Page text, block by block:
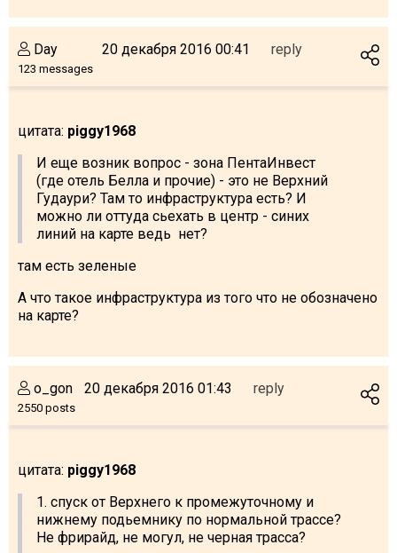
Day
123 messages
20 декабря 2016 00:41 reply
цитата: piggy1968
И еще возник вопрос - зона ПентаИнвест
(где отель Белла и прочие) - это не Верхний
Гудаури? Там то инфраструктура есть? И
можно ли оттуда сьехать в центр - синих
линий на карте ведь нет?
там есть зеленые
А что такое инфраструктура из того что не обозначено
на карте?
o_gon
2550 posts
20 декабря 2016 01:43 reply
цитата: piggy1968
1. спуск от Верхнего к промежуточному и
нижнему подьемнику по нормальной трассе?
Не фрирайд, не могул, не черная трасса?